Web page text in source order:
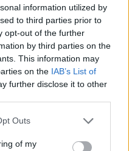
information utilized by
to third parties prior to
opt-out of the further
by third parties on the
This information may
on the IAB’s List of
further disclose it to other
uses one or more Google
You may click to
Outs
of my
ιδέες και
και να
επενδύσεις που θα
επένδυση